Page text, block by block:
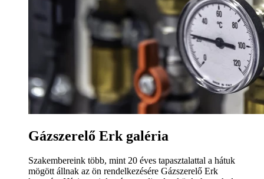
Gázszerelő Erk galéria
Szakembereink több, mint 20 éves tapasztalattal a hátuk
mögött állnak az ön rendelkezésére Gázszerelő Erk